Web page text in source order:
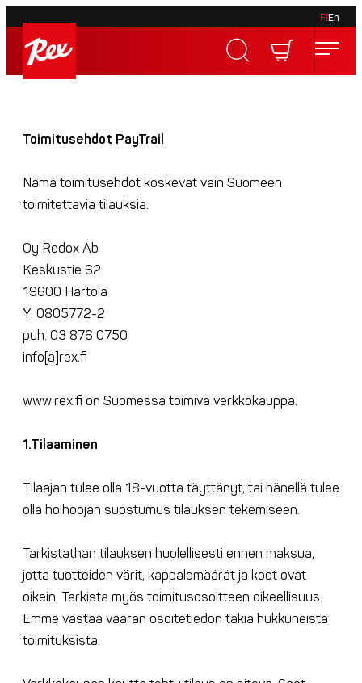
Skip
content
FiEn
Rex
Toimitusehdot PayTrail
Nämä toimitusehdot koskevat vain Suomeen
toimitettavia tilauksia.
Oy Redox Ab
Keskustie 62
19600 Hartola
Y: 0805772-2
puh. 03 876 0750
info[a]rex.fi
www.rex.fi on Suomessa toimiva verkkokauppa.
1.Tilaaminen
Tilaajan tulee olla 18-vuotta täyttänyt, tai hänellä tulee
olla holhoojan suostumus tilauksen tekemiseen.
Tarkistathan tilauksen huolellisesti ennen maksua,
jotta tuotteiden värit, kappalemäärät ja koot ovat
oikein. Tarkista myös toimitusosoitteen oikeellisuus.
Emme vastaa väärän osoitetiedon takia hukkuneista
toimituksista.